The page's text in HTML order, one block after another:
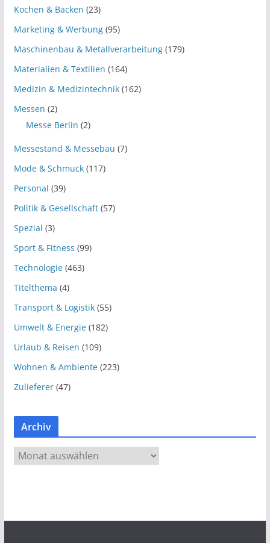
Kochen & Backen (23)
Marketing & Werbung(95)
Maschinenbau & Metallverarbeitung(179)
Materialien & Textilien (164)
Medizin & Medizintechnik(162)
Messen (2)
Messe Berlin (2)
Messestand & Messebau (7)
Mode & Schmuck(117)
Personal (39)
Politik & Gesellschaft(57)
Spezial (3)
Sport & Fitness (99)
Technologie(463)
Titelthema (4)
Transport & Logistik(55)
Umwelt & Energie(182)
Urlaub & Reisen (109)
Wohnen & Ambiente(223)
Zulieferer(47)
Archiv